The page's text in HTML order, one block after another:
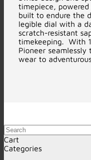
timepiece, powered
built to endure the
legible dial with a
scratch-resistant
timekeeping. With
Pioneer seamlessly
wear to
Search
Cart
Categories